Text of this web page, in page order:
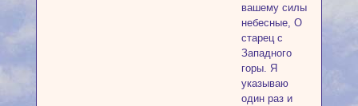
вашему силы
небесные, O
старец с
Западного
горы. Я
указываю
один раз и